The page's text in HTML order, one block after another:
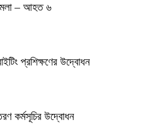
– আহত ৬
প্রশিক্ষণের উদ্বোধন
কর্মসূচির উদ্বোধন